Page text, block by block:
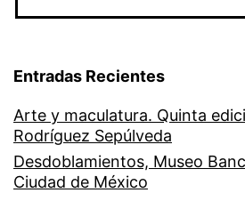
Entradas Recientes
Arte y maculatura. Quinta
Rodríguez Sepúlveda
Desdoblamientos, Museo
Ciudad de México